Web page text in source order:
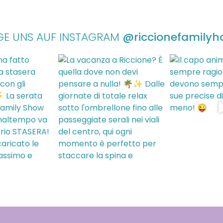
UNS AUF INSTAGRAM